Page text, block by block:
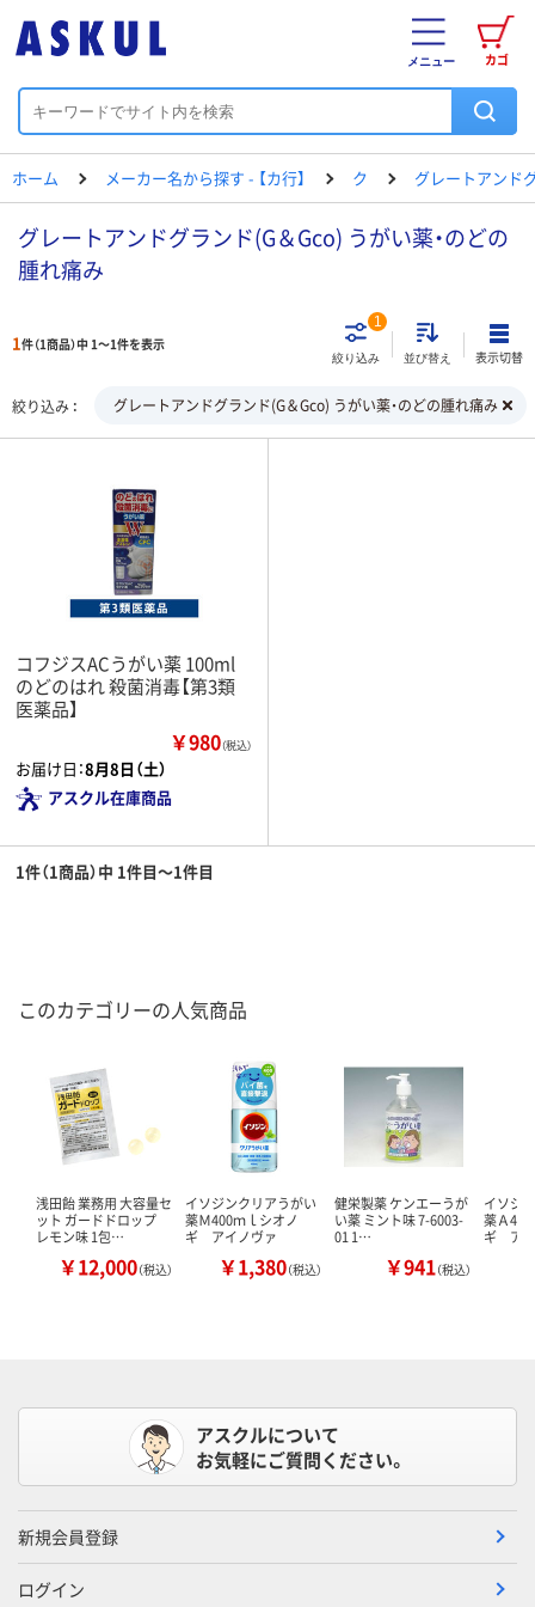
カゴ
メニュー
ホーム メーカー名から探す - 【カ行】 ク グレートアンド
グレートアンドグランド(G＆Gco) うがい薬・のどの
腫れ痛み
1件（1商品）中 1～1件を表示
絞り込み
1
並び替え 表示切替
絞り込み グレートアンドグランド(G＆Gco) うがい薬・のどの腫れ痛み
コフジスACうがい薬 100ml
のどのはれ 殺菌消毒【第3類
医薬品】
￥980（税込）
お届け日：8月8日（土）
アスクル在庫商品
1件（1商品）中 1件目～1件目
このカテゴリーの人気商品
浅田飴 業務用 大容量セ
ット ガードドロップ
レモン味 1包…
￥12,000（税込）
イソジンクリアうがい
薬Ｍ400ｍｌシオノ
ギ アイノヴァ
￥1,380（税込）
健栄製薬 ケンエーうが
い薬 ミント味 7-6003-
01 1…
￥941（税込）
イソジ
薬Ａ400
ギ ア
アスクルについて
お気軽にご質問ください。
新規会員登録
ログイン